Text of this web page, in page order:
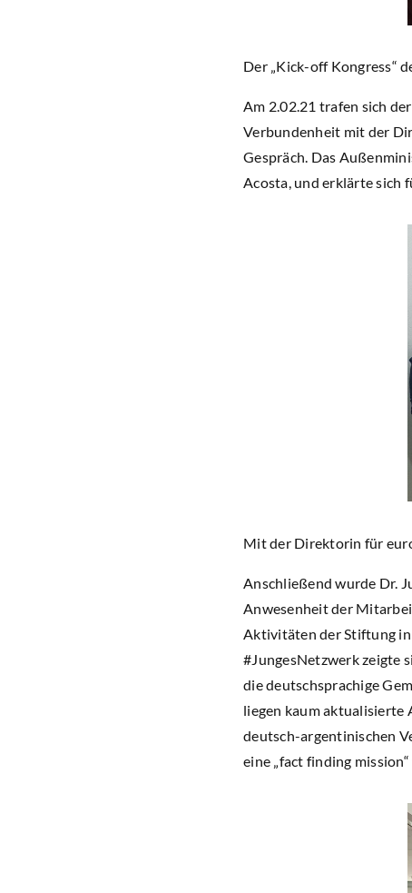
Der „Kick-off Kongress“
Am 2.02.21 trafen sich
Verbundenheit mit der
Gespräch. Das
Acosta, und erklärte sich
Mit der Direktorin für
Anschließend wurde Dr.
Anwesenheit der
Aktivitäten der Stiftung in
#JungesNetzwerk zeigte
die deutschsprachige
liegen kaum aktualisierte
deutsch-argentinischen
eine „fact finding